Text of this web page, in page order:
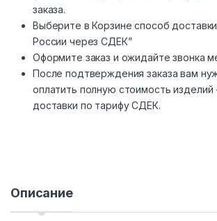
заказа.
Выберите в Корзине способ
России через СДЕК”
Оформите заказ и ожидайте звонка
После подтверждения заказа вам
оплатить полную стоимость изделий
доставки по тарифу СДЕК.
Описание